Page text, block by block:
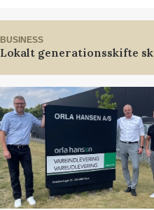
BUSINESS
Lokalt generationsskifte